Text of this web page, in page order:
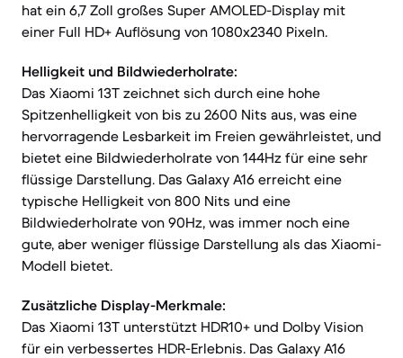
hat ein 6,7 Zoll großes Super AMOLED-Display mit
einer Full HD+ Auflösung von 1080x2340 Pixeln.
Helligkeit und Bildwiederholrate:
Das Xiaomi 13T zeichnet sich durch eine hohe
Spitzenhelligkeit von bis zu 2600 Nits aus, was eine
hervorragende Lesbarkeit im Freien gewährleistet, und
bietet eine Bildwiederholrate von 144Hz für eine sehr
flüssige Darstellung. Das Galaxy A16 erreicht eine
typische Helligkeit von 800 Nits und eine
Bildwiederholrate von 90Hz, was immer noch eine
gute, aber weniger flüssige Darstellung als das Xiaomi-
Modell bietet.
Zusätzliche Display-Merkmale:
Das Xiaomi 13T unterstützt HDR10+ und Dolby Vision
für ein verbessertes HDR-Erlebnis. Das Galaxy A16